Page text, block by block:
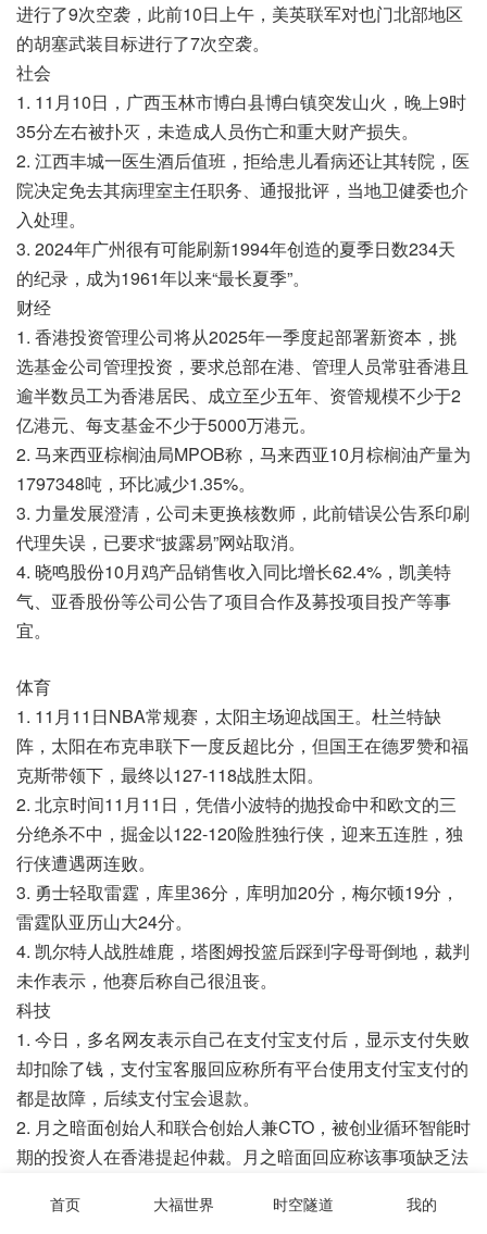
进行了9次空袭，此前10日上午，美英联军对也门北部地区
的胡塞武装目标进行了7次空袭。
社会
1. 11月10日，广西玉林市博白县博白镇突发山火，晚上9时
35分左右被扑灭，未造成人员伤亡和重大财产损失。
2. 江西丰城一医生酒后值班，拒给患儿看病还让其转院，医
院决定免去其病理室主任职务、通报批评，当地卫健委也介
入处理。
3. 2024年广州很有可能刷新1994年创造的夏季日数234天
的纪录，成为1961年以来“最长夏季”。
财经
1. 香港投资管理公司将从2025年一季度起部署新资本，挑
选基金公司管理投资，要求总部在港、管理人员常驻香港且
逾半数员工为香港居民、成立至少五年、资管规模不少于2
亿港元、每支基金不少于5000万港元。
2. 马来西亚棕榈油局MPOB称，马来西亚10月棕榈油产量为
1797348吨，环比减少1.35%。
3. 力量发展澄清，公司未更换核数师，此前错误公告系印刷
代理失误，已要求“披露易”网站取消。
4. 晓鸣股份10月鸡产品销售收入同比增长62.4%，凯美特
气、亚香股份等公司公告了项目合作及募投项目投产等事
宜。
体育
1. 11月11日NBA常规赛，太阳主场迎战国王。杜兰特缺
阵，太阳在布克串联下一度反超比分，但国王在德罗赞和福
克斯带领下，最终以127-118战胜太阳。
2. 北京时间11月11日，凭借小波特的抛投命中和欧文的三
分绝杀不中，掘金以122-120险胜独行侠，迎来五连胜，独
行侠遭遇两连败。
3. 勇士轻取雷霆，库里36分，库明加20分，梅尔顿19分，
雷霆队亚历山大24分。
4. 凯尔特人战胜雄鹿，塔图姆投篮后踩到字母哥倒地，裁判
未作表示，他赛后称自己很沮丧。
科技
1. 今日，多名网友表示自己在支付宝支付后，显示支付失败
却扣除了钱，支付宝客服回应称所有平台使用支付宝支付的
都是故障，后续支付宝会退款。
2. 月之暗面创始人和联合创始人兼CTO，被创业循环智能时
期的投资人在香港提起仲裁。月之暗面回应称该事项缺乏法
3. 博主透露OPPO一直在做小芯片，接下来会有一颗侧重日
首页 大福世界 时空隧道 我的